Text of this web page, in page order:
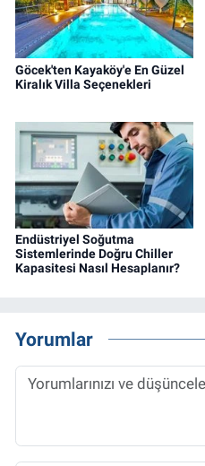
Göcek'ten Kayaköy'e En Güzel
Kiralık Villa Seçenekleri
Endüstriyel Soğutma
Sistemlerinde Doğru Chiller
Kapasitesi Nasıl Hesaplanır?
Yorumlar